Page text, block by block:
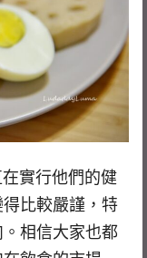
實行他們的健
比較嚴謹，特
相信大家也都